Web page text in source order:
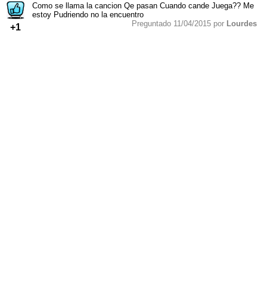
+1
Como se llama la cancion Qe pasan Cuando cande Juega?? Me
estoy Pudriendo no la encuentro
Preguntado 11/04/2015 por Lourdes